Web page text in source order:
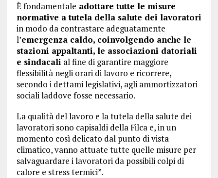
È fondamentale adottare tutte le misure
normative a tutela della salute dei lavoratori
in modo da contrastare adeguatamente
l’emergenza caldo, coinvolgendo anche le
stazioni appaltanti, le associazioni datoriali
e sindacali al fine di garantire maggiore
flessibilità negli orari di lavoro e ricorrere,
secondo i dettami legislativi, agli ammortizzatori
sociali laddove fosse necessario.
La qualità del lavoro e la tutela della salute dei
lavoratori sono capisaldi della Filca e, in un
momento così delicato dal punto di vista
climatico, vanno attuate tutte quelle misure per
salvaguardare i lavoratori da possibili colpi di
calore e stress termici”.